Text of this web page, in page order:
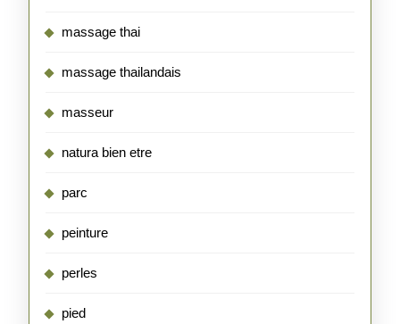
massage thai
massage thailandais
masseur
natura bien etre
parc
peinture
perles
pied